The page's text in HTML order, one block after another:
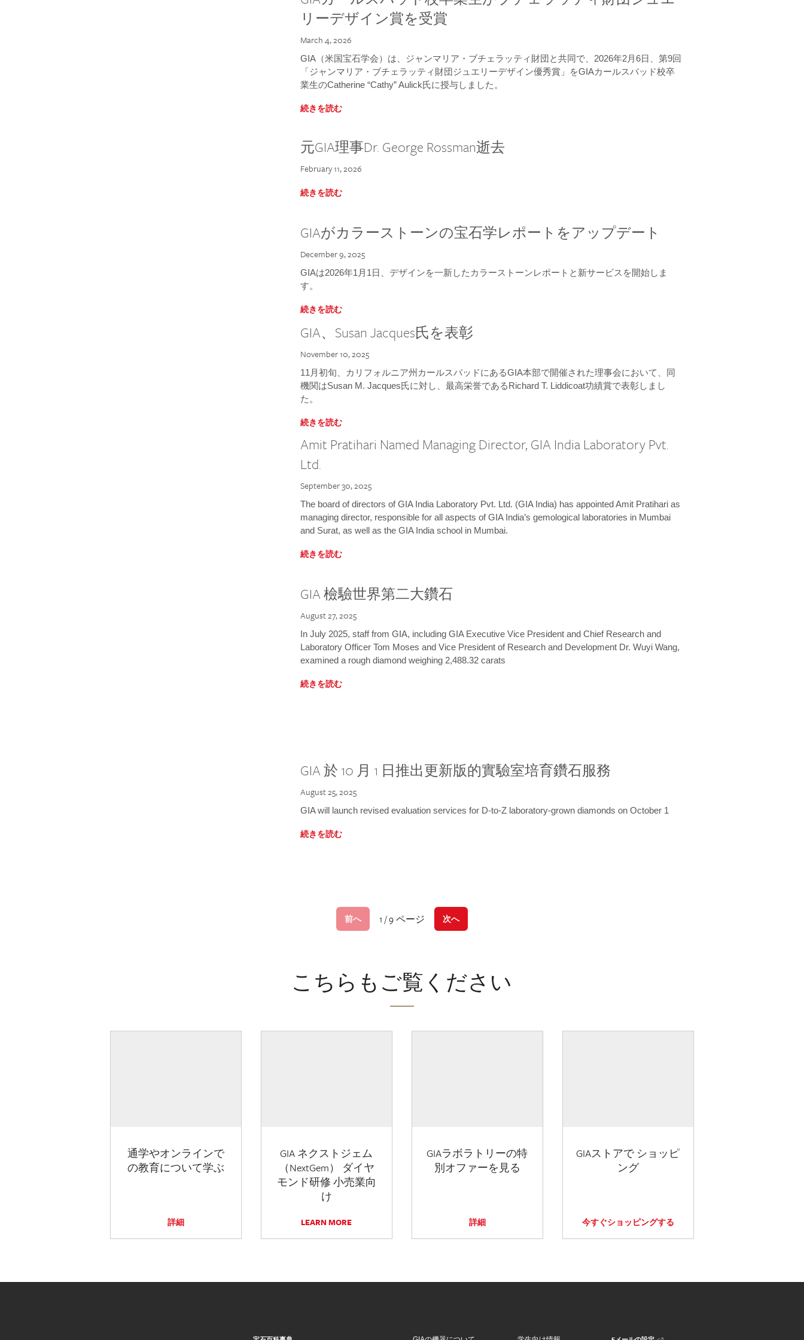
リーデザイン賞を受賞
March 4, 2026
GIA（米国宝石学会）は、ジャンマリア・ブチェラッティ財団と共同で、2026年2月6日、第9回
「ジャンマリア・ブチェラッティ財団ジュエリーデザイン優秀賞」をGIAカールスバッド校卒
業生のCatherine “Cathy” Aulick氏に授与しました。
続きを読む
元GIA理事Dr. George Rossman逝去
February 11, 2026
続きを読む
GIAがカラーストーンの宝石学レポートをアップデート
December 9, 2025
GIAは2026年1月1日、デザインを一新したカラーストーンレポートと新サービスを開始しま
す。
続きを読む
GIA、Susan Jacques氏を表彰
November 10, 2025
11月初旬、カリフォルニア州カールスバッドにあるGIA本部で開催された理事会において、同
機関はSusan M. Jacques氏に対し、最高栄誉であるRichard T. Liddicoat功績賞で表彰しまし
た。
続きを読む
Amit Pratihari Named Managing Director, GIA India Laboratory Pvt.
Ltd.
September 30, 2025
The board of directors of GIA India Laboratory Pvt. Ltd. (GIA India) has appointed Amit Pratihari as
managing director, responsible for all aspects of GIA India’s gemological laboratories in Mumbai
and Surat, as well as the GIA India school in Mumbai.
続きを読む
GIA 檢驗世界第二大鑽石
August 27, 2025
In July 2025, staff from GIA, including GIA Executive Vice President and Chief Research and
Laboratory Officer Tom Moses and Vice President of Research and Development Dr. Wuyi Wang,
examined a rough diamond weighing 2,488.32 carats
続きを読む
GIA 於 10 月 1 日推出更新版的實驗室培育鑽石服務
August 25, 2025
GIA will launch revised evaluation services for D-to-Z laboratory-grown diamonds on October 1
続きを読む
前へ 1 / 9 ページ 次へ
こちらもご覧ください
通学やオンラインで
の教育について学ぶ
詳細
GIA ネクストジェム
（NextGem） ダイヤ
モンド研修 小売業向
け
LEARN MORE
GIAラボラトリーの特
別オファーを見る
詳細
GIAストアで ショッピ
ング
今すぐショッピングする